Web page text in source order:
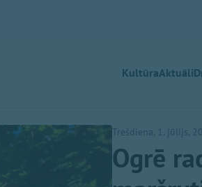
KultūraAktuāli
Trešdiena, 1. jūlijs,
Ogrē